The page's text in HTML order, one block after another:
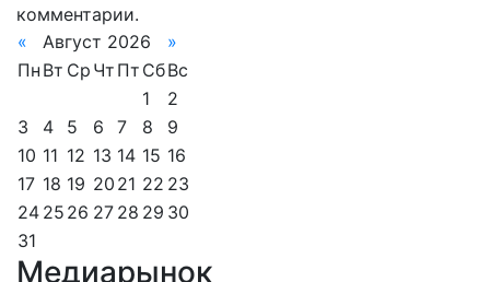
комментарии.
«
Август 2026
»
Пн Вт Ср Чт Пт СбВс
1
2
3
4 5 6 7 8
9
10 11 12 13 14 15 16
17 18 19 20 21 22 23
24 25 26 27 28 29 30
31
Медиарынок